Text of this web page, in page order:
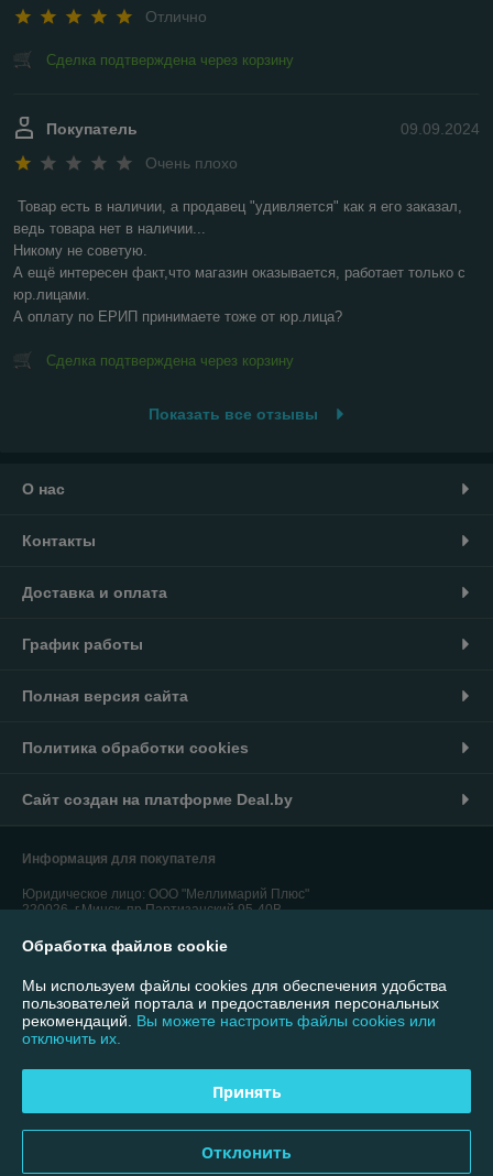
Отлично
Сделка подтверждена через корзину
09.09.2024
Покупатель
Очень плохо
Товар есть в наличии, а продавец "удивляется" как я его заказал,
ведь товара нет в наличии...
Никому не советую.
А ещё интересен факт,что магазин оказывается, работает только с
юр.лицами.
А оплату по ЕРИП принимаете тоже от юр.лица?
Сделка подтверждена через корзину
Показать все отзывы
О нас
Контакты
Доставка и оплата
График работы
Полная версия сайта
Политика обработки cookies
Сайт создан на платформе Deal.by
Информация для покупателя
Юридическое лицо: ООО "Меллимарий Плюс"
220026, г.Минск, пр.Партизанский,95-40В
Регистрационный номер ЕГР: 192764310
УНП: 192764310
Регистрационный орган: Минский городской исполнительный комитет
Ссылка на свидетельство/лицензию
Местонахождение книги жалоб и предложений: 220026, г.Минск,
пр.Партизанский,95-40В
Обработка файлов cookie
Мы используем файлы cookies для обеспечения удобства
пользователей портала и предоставления персональных
рекомендаций. Вы можете настроить файлы cookies или
отключить их.
Принять
Отклонить